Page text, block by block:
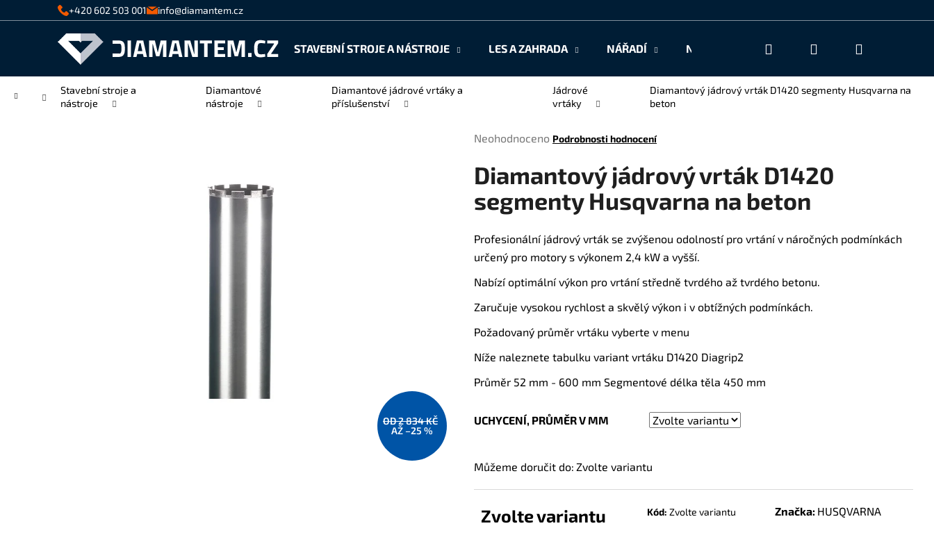
na
+420 602 503 001 info@diamantem.cz
STAVEBNÍ STROJE A NÁSTROJE LES A ZAHRADA NÁŘADÍ NAŠE SLUŽBY KONTAKT
Hledat Přihlášení
Domů
Stavební stroje a
nástroje
Diamantové
nástroje
Diamantové jádrové vrtáky a
příslušenství
Jádrové
vrtáky
Diamantový jádrový vrták D1420 segmenty Husqvarna na
beton
Průměrné
produktu
je
0,0
z
hvězdiček.
Neohodnoceno Podrobnosti hodnocení
Diamantový jádrový vrták D1420
segmenty Husqvarna na beton
Profesionální jádrový vrták se zvýšenou odolností pro vrtání v náročných podmínkách
určený pro motory s výkonem 2,4 kW a vyšší.
Nabízí optimální výkon pro vrtání středně tvrdého až tvrdého betonu.
Zaručuje vysokou rychlost a skvělý výkon i v obtížných podmínkách.
Požadovaný průměr vrtáku vyberte v menu
Níže naleznete tabulku variant vrtáku D1420 Diagrip2
Průměr 52 mm - 600 mm Segmentové délka těla 450 mm
UCHYCENÍ, PRŮMĚR V MM
Můžeme doručit do: Zvolte variantu
Zvolte variantu Kód: Zvolte variantu Značka: HUSQVARNA
OD 2 834 KČ
AŽ –25 %
o
k
Zpět
obchodu
Zpět
obchodu
Co potřebujete najít?